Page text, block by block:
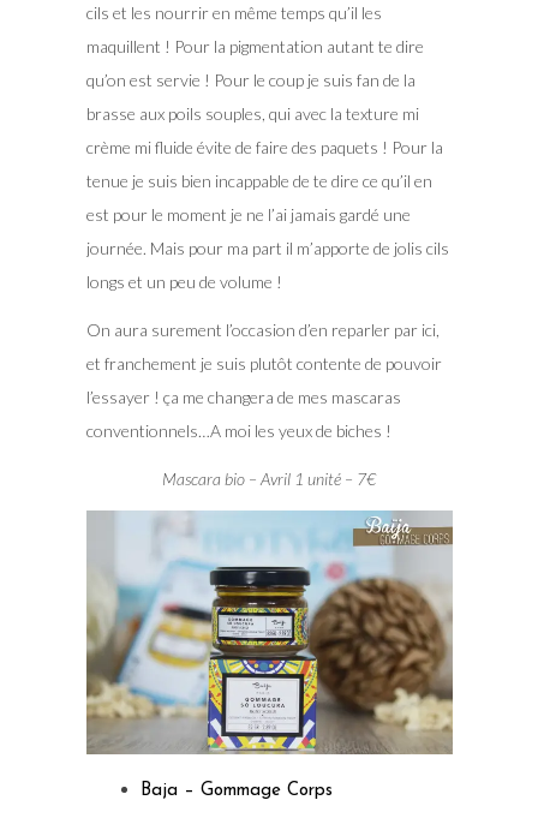
cils et les nourrir en même temps qu’il les
maquillent ! Pour la pigmentation autant te dire
qu’on est servie ! Pour le coup je suis fan de la
brasse aux poils souples, qui avec la texture mi
crème mi fluide évite de faire des paquets ! Pour la
tenue je suis bien incappable de te dire ce qu’il en
est pour le moment je ne l’ai jamais gardé une
journée. Mais pour ma part il m’apporte de jolis cils
longs et un peu de volume !
On aura surement l’occasion d’en reparler par ici,
et franchement je suis plutôt contente de pouvoir
l’essayer ! ça me changera de mes mascaras
conventionnels…A moi les yeux de biches !
Mascara bio – Avril 1 unité – 7€
Baja – Gommage Corps